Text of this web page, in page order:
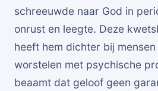
schreeuwde naar God in
onrust en leegte. Deze
heeft hem dichter bij
worstelen met psychische
beaamt dat geloof geen